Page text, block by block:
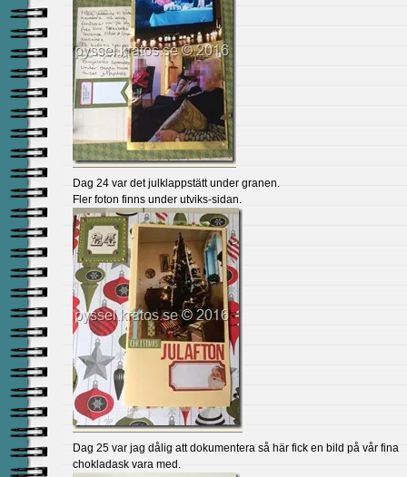
Dag 24 var det julklappstätt under granen.
Fler foton finns under utviks-sidan.
Dag 25 var jag dålig att dokumentera så här fick en bild på vår fina
chokladask vara med.